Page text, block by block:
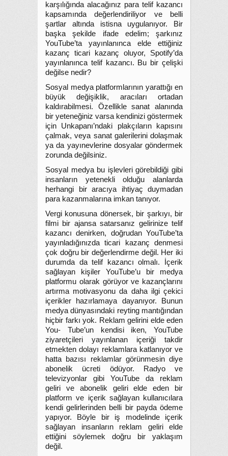
karşılığında alacağınız para telif kazancı
kapsamında değerlendiriliyor ve belli
şartlar altında istisna uygulanıyor. Bir
başka şekilde ifade edelim; şarkınız
YouTube’ta yayınlanınca elde ettiğiniz
kazanç ticari kazanç oluyor, Spotify’da
yayınlanınca telif kazancı. Bu bir çelişki
değilse nedir?
Sosyal medya platformlarının yarattığı en
büyük değişiklik, aracıları ortadan
kaldırabilmesi. Özellikle sanat alanında
bir yeteneğiniz varsa kendinizi göstermek
için Unkapanı’ndaki plakçıların kapısını
çalmak, veya sanat galerilerini dolaşmak
ya da yayınevlerine dosyalar göndermek
zorunda değilsiniz.
Sosyal medya bu işlevleri görebildiği gibi
insanların yetenekli olduğu alanlarda
herhangi bir aracıya ihtiyaç duymadan
para kazanmalarına imkan tanıyor.
Vergi konusuna dönersek, bir şarkıyı, bir
filmi bir ajansa satarsanız gelirinize telif
kazancı denirken, doğrudan YouTube’ta
yayınladığınızda ticari kazanç denmesi
çok doğru bir değerlendirme değil. Her iki
durumda da telif kazancı olmalı. İçerik
sağlayan kişiler YouTube’u bir medya
platformu olarak görüyor ve kazançlarını
artırma motivasyonu da daha ilgi çekici
içerikler hazırlamaya dayanıyor. Bunun
medya dünyasındaki reyting mantığından
hiçbir farkı yok. Reklam gelirini elde eden
You- Tube’un kendisi iken, YouTube
ziyaretçileri yayınlanan içeriği takdir
etmekten dolayı reklamlara katlanıyor ve
hatta bazısı reklamlar görünmesin diye
abonelik ücreti ödüyor. Radyo ve
televizyonlar gibi YouTube da reklam
geliri ve abonelik geliri elde eden bir
platform ve içerik sağlayan kullanıcılara
kendi gelirlerinden belli bir payda ödeme
yapıyor. Böyle bir iş modelinde içerik
sağlayan insanların reklam geliri elde
ettiğini söylemek doğru bir yaklaşım
değil.